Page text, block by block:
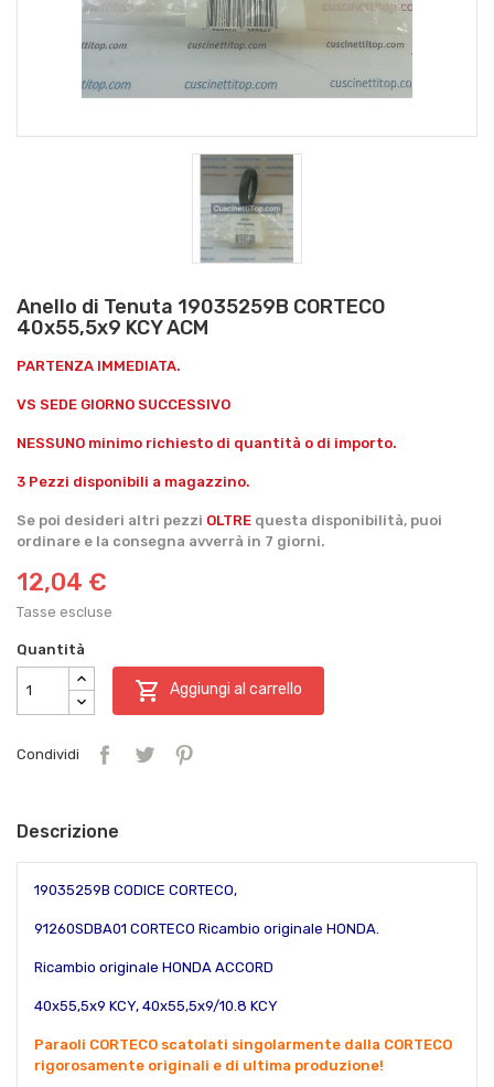
Anello di Tenuta 19035259B CORTECO
40x55,5x9 KCY ACM
PARTENZA IMMEDIATA.
VS SEDE GIORNO SUCCESSIVO
NESSUNO minimo richiesto di quantità o di importo.
3 Pezzi disponibili a magazzino.
Se poi desideri altri pezzi OLTRE questa disponibilità, puoi
ordinare e la consegna avverrà in 7 giorni.
12,04 €
Tasse escluse
Quantità
 Aggiungi al carrello
Condividi
Descrizione
19035259B CODICE CORTECO,
91260SDBA01 CORTECO Ricambio originale HONDA.
Ricambio originale HONDA ACCORD
40x55,5x9 KCY, 40x55,5x9/10.8 KCY
Paraoli CORTECO scatolati singolarmente dalla CORTECO
rigorosamente originali e di ultima produzione!